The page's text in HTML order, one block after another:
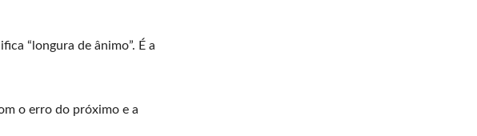
“longura de ânimo”. É a
o erro do próximo e a